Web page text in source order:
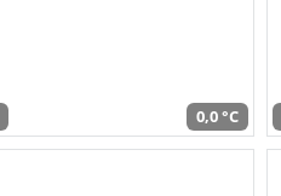
0,0 °C